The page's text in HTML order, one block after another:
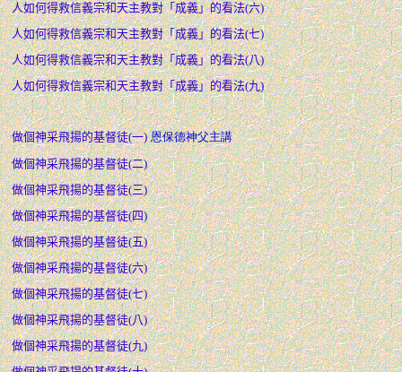
人如何得救信義宗和天主教對「成義」的看法(六)
人如何得救信義宗和天主教對「成義」的看法(七)
人如何得救信義宗和天主教對「成義」的看法(八)
人如何得救信義宗和天主教對「成義」的看法(九)
做個神采飛揚的基督徒(一) 恩保德神父主講
做個神采飛揚的基督徒(二)
做個神采飛揚的基督徒(三)
做個神采飛揚的基督徒(四)
做個神采飛揚的基督徒(五)
做個神采飛揚的基督徒(六)
做個神采飛揚的基督徒(七)
做個神采飛揚的基督徒(八)
做個神采飛揚的基督徒(九)